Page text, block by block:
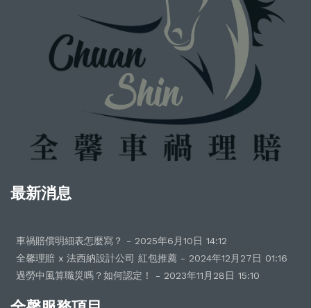
最新消息
車禍賠償明細表怎麼寫？ - 2025年6月10日 14:12
全馨理賠 x 法西納設計公司 紅包推薦 - 2024年12月27日 01:16
過勞中風算職災嗎？如何認定！ - 2023年11月28日 15:10